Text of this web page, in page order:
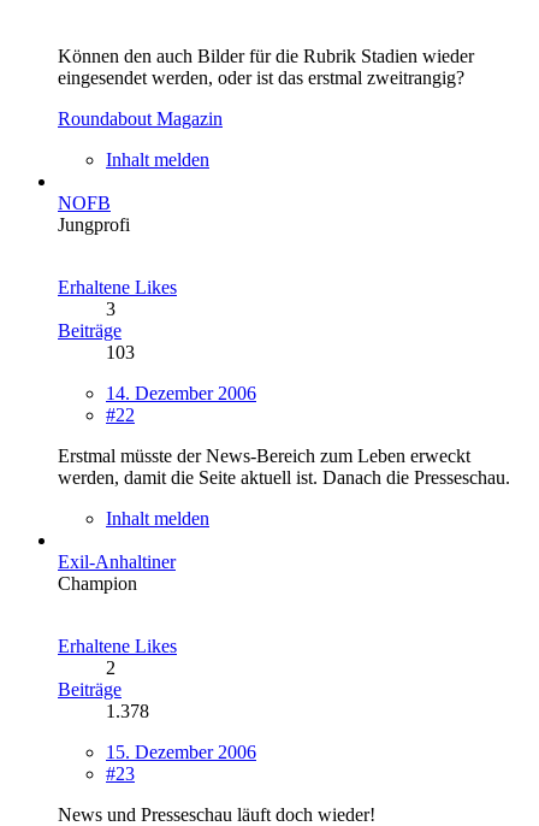
Können den auch Bilder für die Rubrik Stadien wieder
eingesendet werden, oder ist das erstmal zweitrangig?
Roundabout Magazin
Inhalt melden
NOFB
Jungprofi
Erhaltene Likes
3
Beiträge
103
14. Dezember 2006
#22
Erstmal müsste der News-Bereich zum Leben erweckt
werden, damit die Seite aktuell ist. Danach die Presseschau.
Inhalt melden
Exil-Anhaltiner
Champion
Erhaltene Likes
2
Beiträge
1.378
15. Dezember 2006
#23
News und Presseschau läuft doch wieder!